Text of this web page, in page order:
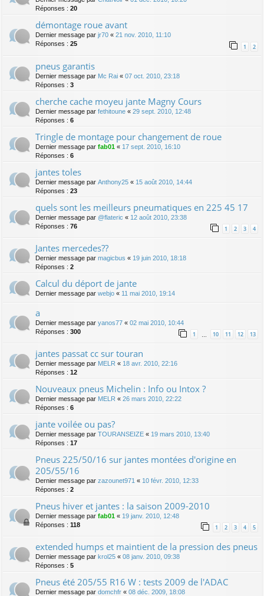
Réponses : 20
démontage roue avant
Dernier message par jr70 « 21 nov. 2010, 11:10
Réponses : 25 1 2
pneus garantis
Dernier message par Mc Rai « 07 oct. 2010, 23:18
Réponses : 3
cherche cache moyeu jante Magny Cours
Dernier message par fethitoune « 29 sept. 2010, 12:48
Réponses : 6
Tringle de montage pour changement de roue
Dernier message par fab01 « 17 sept. 2010, 16:10
Réponses : 6
jantes toles
Dernier message par Anthony25 « 15 août 2010, 14:44
Réponses : 23
quels sont les meilleurs pneumatiques en 225 45 17
Dernier message par @flateric « 12 août 2010, 23:38
Réponses : 76 1 2 3 4
Jantes mercedes??
Dernier message par magicbus « 19 juin 2010, 18:18
Réponses : 2
Calcul du déport de jante
Dernier message par webjo « 11 mai 2010, 19:14
a
Dernier message par yanos77 « 02 mai 2010, 10:44
Réponses : 300 1 10 11 12 13
jantes passat cc sur touran
Dernier message par MELR « 18 avr. 2010, 22:16
Réponses : 12
Nouveaux pneus Michelin : Info ou Intox ?
Dernier message par MELR « 26 mars 2010, 22:22
Réponses : 6
jante voilée ou pas?
Dernier message par TOURANSEIZE « 19 mars 2010, 13:40
Réponses : 17
Pneus 225/50/16 sur jantes montées d'origine en
205/55/16
Dernier message par zazounet971 « 10 févr. 2010, 12:33
Réponses : 2
Pneus hiver et jantes : la saison 2009-2010
Dernier message par fab01 « 19 janv. 2010, 12:48
Réponses : 118 1 2 3 4 5
extended humps et maintient de la pression des pneus
Dernier message par krol25 « 08 janv. 2010, 09:38
Réponses : 5
Pneus été 205/55 R16 W : tests 2009 de l'ADAC
Dernier message par domchfr « 08 déc. 2009, 18:08